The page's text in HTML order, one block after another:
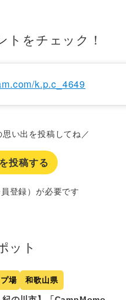
トをチェック！
k.p.c_4649
い出を投稿してね／
投稿する
登録）が必要です
ット
場 和歌山県